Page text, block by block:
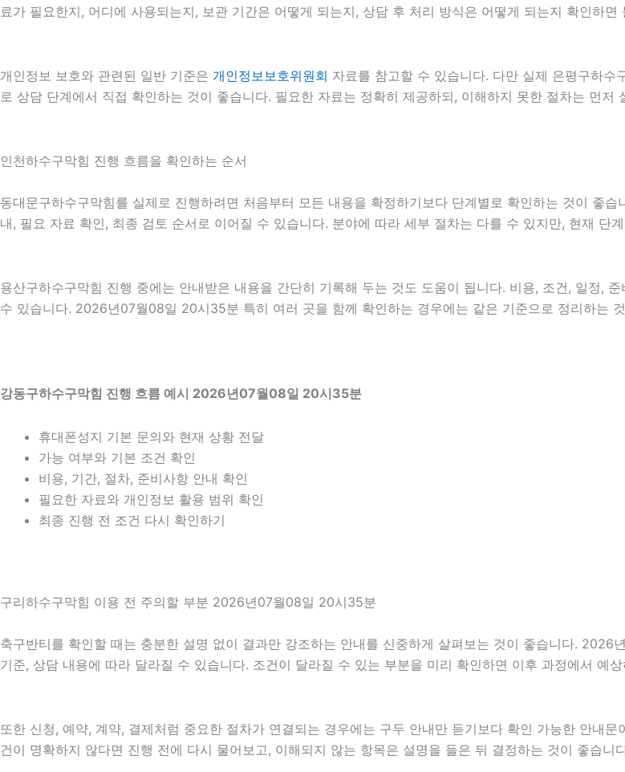
료가 필요한지, 어디에 사용되는지, 보관 기간은 어떻게 되는지, 상담 후 처리 방식은 어떻게 되는지 확인하면
개인정보 보호와 관련된 일반 기준은 개인정보보호위원회 자료를 참고할 수 있습니다. 다만 실제 은평구하
로 상담 단계에서 직접 확인하는 것이 좋습니다. 필요한 자료는 정확히 제공하되, 이해하지 못한 절차는 먼저
인천하수구막힘 진행 흐름을 확인하는 순서
동대문구하수구막힘를 실제로 진행하려면 처음부터 모든 내용을 확정하기보다 단계별로 확인하는 것이 좋
내, 필요 자료 확인, 최종 검토 순서로 이어질 수 있습니다. 분야에 따라 세부 절차는 다를 수 있지만, 현재 단
용산구하수구막힘 진행 중에는 안내받은 내용을 간단히 기록해 두는 것도 도움이 됩니다. 비용, 조건, 일정,
수 있습니다. 2026년07월08일 20시35분 특히 여러 곳을 함께 확인하는 경우에는 같은 기준으로 정리하는
강동구하수구막힘 진행 흐름 예시 2026년07월08일 20시35분
휴대폰성지 기본 문의와 현재 상황 전달
가능 여부와 기본 조건 확인
비용, 기간, 절차, 준비사항 안내 확인
필요한 자료와 개인정보 활용 범위 확인
최종 진행 전 조건 다시 확인하기
구리하수구막힘 이용 전 주의할 부분 2026년07월08일 20시35분
축구반티를 확인할 때는 충분한 설명 없이 결과만 강조하는 안내를 신중하게 살펴보는 것이 좋습니다.
기준, 상담 내용에 따라 달라질 수 있습니다. 조건이 달라질 수 있는 부분을 미리 확인하면 이후 과정에서 예
또한 신청, 예약, 계약, 결제처럼 중요한 절차가 연결되는 경우에는 구두 안내만 듣기보다 확인 가능한 안내
건이 명확하지 않다면 진행 전에 다시 물어보고, 이해되지 않는 항목은 설명을 들은 뒤 결정하는 것이 좋습